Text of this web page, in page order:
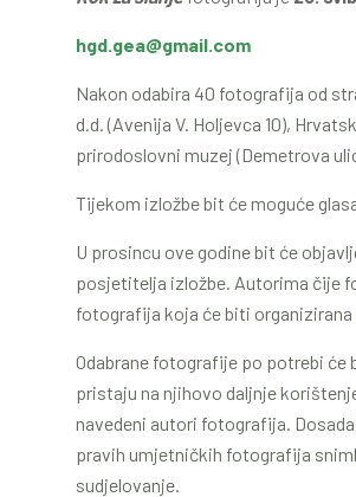
hgd.gea@gmail.com
Nakon odabira 40 fotografija od
d.d. (Avenija V. Holjevca 10),
prirodoslovni muzej (Demetrova
Tijekom izložbe bit će moguće
U prosincu ove godine bit će
posjetitelja izložbe. Autorima čije
fotografija koja će biti organizirana
Odabrane fotografije po potrebi
pristaju na njihovo daljnje
navedeni autori fotografija.
pravih umjetničkih fotografija
sudjelovanje.